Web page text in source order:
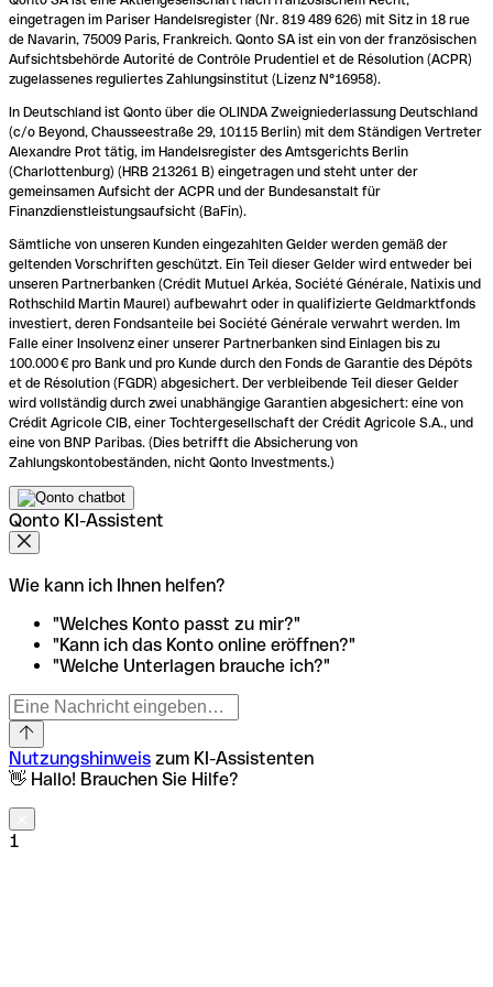
eingetragen im Pariser Handelsregister (Nr. 819 489 626) mit Sitz in 18 rue
de Navarin, 75009 Paris, Frankreich. Qonto SA ist ein von der französischen
Aufsichtsbehörde Autorité de Contrôle Prudentiel et de Résolution (ACPR)
zugelassenes reguliertes Zahlungsinstitut (Lizenz N°16958).
In Deutschland ist Qonto über die OLINDA Zweigniederlassung Deutschland
(c/o Beyond, Chausseestraße 29, 10115 Berlin) mit dem Ständigen Vertreter
Alexandre Prot tätig, im Handelsregister des Amtsgerichts Berlin
(Charlottenburg) (HRB 213261 B) eingetragen und steht unter der
gemeinsamen Aufsicht der ACPR und der Bundesanstalt für
Finanzdienstleistungsaufsicht (BaFin).
Sämtliche von unseren Kunden eingezahlten Gelder werden gemäß der
geltenden Vorschriften geschützt. Ein Teil dieser Gelder wird entweder bei
unseren Partnerbanken (Crédit Mutuel Arkéa, Société Générale, Natixis und
Rothschild Martin Maurel) aufbewahrt oder in qualifizierte Geldmarktfonds
investiert, deren Fondsanteile bei Société Générale verwahrt werden. Im
Falle einer Insolvenz einer unserer Partnerbanken sind Einlagen bis zu
100.000 € pro Bank und pro Kunde durch den Fonds de Garantie des Dépôts
et de Résolution (FGDR) abgesichert. Der verbleibende Teil dieser Gelder
wird vollständig durch zwei unabhängige Garantien abgesichert: eine von
Crédit Agricole CIB, einer Tochtergesellschaft der Crédit Agricole S.A., und
eine von BNP Paribas. (Dies betrifft die Absicherung von
Zahlungskontobeständen, nicht Qonto Investments.)
Qonto KI-Assistent
Wie kann ich Ihnen helfen?
"Welches Konto passt zu mir?"
"Kann ich das Konto online eröffnen?"
"Welche Unterlagen brauche ich?"
Nutzungshinweis zum KI-Assistenten
👋 Hallo! Brauchen Sie Hilfe?
1